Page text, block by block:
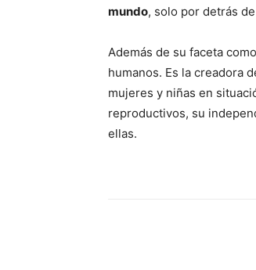
mundo, solo por detrás
Además de su faceta
humanos. Es la creadora
muje­res y niñas en
reproductivos, su
ellas.